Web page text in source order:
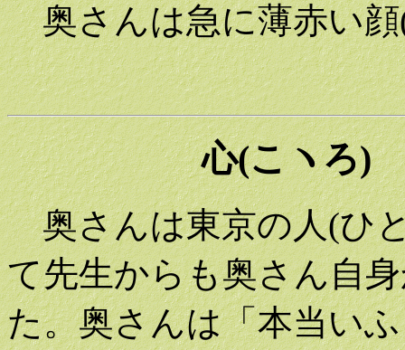
奥さんは急に薄赤い顔
心(こヽろ)
奥さんは東京の人(ひ
て先生からも奥さん自
た。奥さんは「本当い